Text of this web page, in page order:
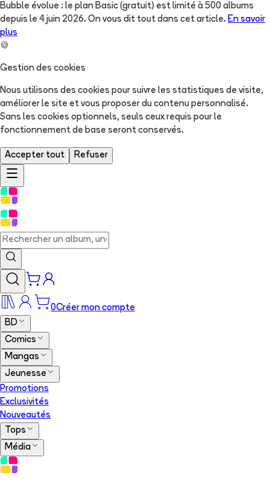
Bubble évolue : le plan Basic (gratuit) est limité à 500 albums
depuis le 4 juin 2026. On vous dit tout dans cet article. En savoir
plus
🍪
Gestion des cookies
Nous utilisons des cookies pour suivre les statistiques de visite,
améliorer le site et vous proposer du contenu personnalisé.
Sans les cookies optionnels, seuls ceux requis pour le
fonctionnement de base seront conservés.
Accepter tout Refuser
0Créer mon compte
BD
Comics
Mangas
Jeunesse
Promotions
Exclusivités
Nouveautés
Tops
Média